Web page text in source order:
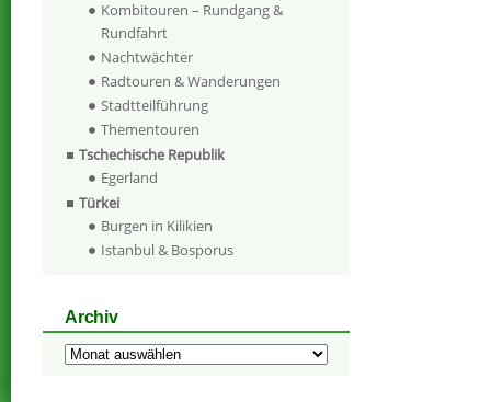
Kombitouren – Rundgang &
Rundfahrt
Nachtwächter
Radtouren & Wanderungen
Stadtteilführung
Thementouren
Tschechische Republik
Egerland
Türkei
Burgen in Kilikien
Istanbul & Bosporus
Archiv
Archiv